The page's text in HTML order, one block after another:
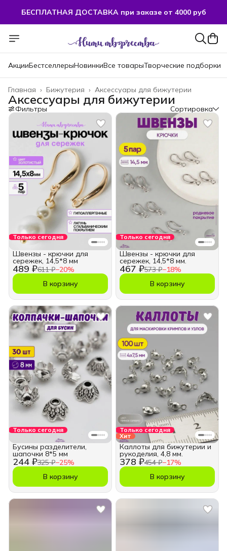
БЕСПЛАТНАЯ ДОСТАВКА при заказе от 4000 руб
БЕСПЛАТНАЯ ДОСТАВКА при заказе от 4000 руб
АкцииБестселлерыНовинкиВсе товарыТворческие подборки
Аксессуары для бижутерии
Бижутерия ›
Главная ›
Аксессуары для бижутерии
Фильтры Сортировка
Только сегодня
489 ₽611 ₽−20%
Швензы - крючки для
сережек, 14,5*8 мм
В корзину
Только сегодня
467 ₽573 ₽−18%
Швензы - крючки для
сережек, 14,5*8 мм.
В корзину
Только сегодня
244 ₽325 ₽−25%
Бусины разделители,
шапочки 8*5 мм
В корзину
Только сегодня
Хит
378 ₽454 ₽−17%
Каллоты для бижутерии и
рукоделия, 4,8 мм.
В корзину